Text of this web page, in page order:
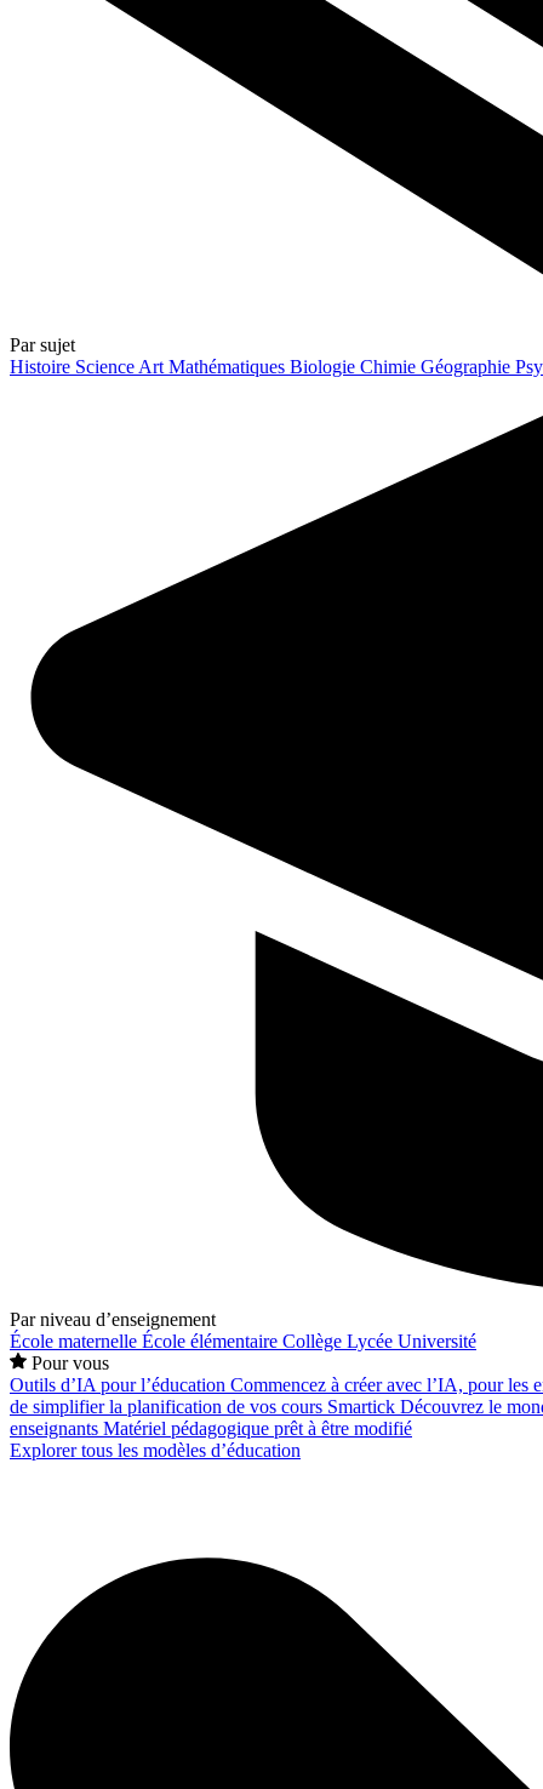
Par sujet
Histoire Science Art Mathématiques Biologie Chimie Géographie
Par niveau d’enseignement
École maternelle École élémentaire Collège Lycée Université
Pour vous
Outils d’IA pour l’éducation Commencez à créer avec l’IA, pour les
de simplifier la planification de vos cours Smartick Découvrez le
enseignants Matériel pédagogique prêt à être modifié
Explorer tous les modèles d’éducation